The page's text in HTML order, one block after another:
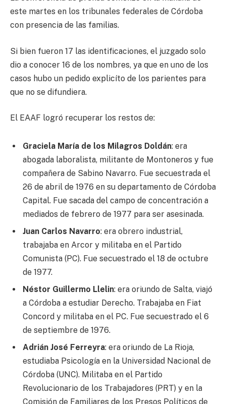
este martes en los tribunales federales de Córdoba
con presencia de las familias.
Si bien fueron 17 las identificaciones, el juzgado solo
dio a conocer 16 de los nombres, ya que en uno de los
casos hubo un pedido explicíto de los parientes para
que no se difundiera.
El EAAF logró recuperar los restos de:
Graciela María de los Milagros Doldán: era
abogada laboralista, militante de Montoneros y fue
compañera de Sabino Navarro. Fue secuestrada el
26 de abril de 1976 en su departamento de Córdoba
Capital. Fue sacada del campo de concentración a
mediados de febrero de 1977 para ser asesinada.
Juan Carlos Navarro: era obrero industrial,
trabajaba en Arcor y militaba en el Partido
Comunista (PC). Fue secuestrado el 18 de octubre
de 1977.
Néstor Guillermo Llelin: era oriundo de Salta, viajó
a Córdoba a estudiar Derecho. Trabajaba en Fiat
Concord y militaba en el PC. Fue secuestrado el 6
de septiembre de 1976.
Adrián José Ferreyra: era oriundo de La Rioja,
estudiaba Psicología en la Universidad Nacional de
Córdoba (UNC). Militaba en el Partido
Revolucionario de los Trabajadores (PRT) y en la
Comisión de Familiares de los Presos Políticos de